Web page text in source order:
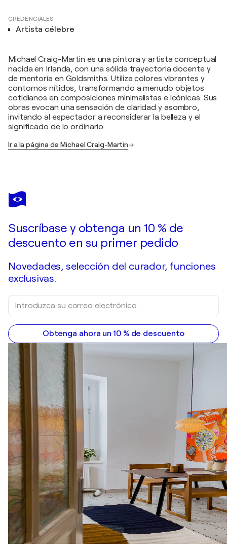
CREDENCIALES
Artista célebre
Michael Craig-Martin es una pintora y artista conceptual
nacida en Irlanda, con una sólida trayectoria docente y
de mentoría en Goldsmiths. Utiliza colores vibrantes y
contornos nítidos, transformando a menudo objetos
cotidianos en composiciones minimalistas e icónicas. Sus
obras evocan una sensación de claridad y asombro,
invitando al espectador a reconsiderar la belleza y el
significado de lo ordinario.
Ir a la página de Michael Craig-Martin
Suscríbase y obtenga un 10 % de
descuento en su primer pedido
Novedades, selección del curador, funciones
exclusivas.
Obtenga ahora un 10 % de descuento